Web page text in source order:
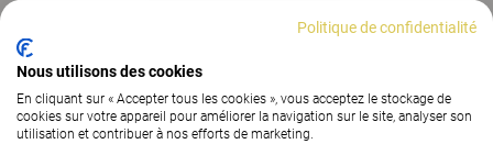
Politique de confidentialité
Nous utilisons des cookies
En cliquant sur « Accepter tous les cookies », vous acceptez le stockage de
cookies sur votre appareil pour améliorer la navigation sur le site, analyser son
utilisation et contribuer à nos efforts de marketing.